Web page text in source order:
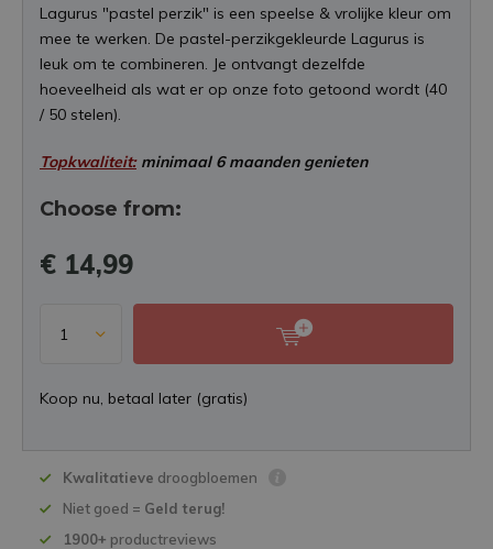
Lagurus "pastel perzik" is een speelse & vrolijke kleur om
mee te werken. De pastel-perzikgekleurde Lagurus is
leuk om te combineren. Je ontvangt dezelfde
hoeveelheid als wat er op onze foto getoond wordt (40
/ 50 stelen).
Topkwaliteit:minimaal 6 maanden genieten
Choose from:
€ 14,99
Koop nu, betaal later (gratis)
Kwalitatieve droogbloemen
Niet goed = Geld terug!
1900+ productreviews